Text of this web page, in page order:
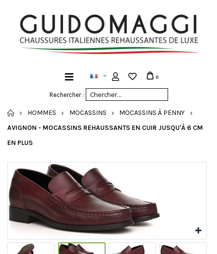
Rechercher :
0
ACCUEIL
HOMMES MOCASSINS
MOCASSINS À PENNY
AVIGNON - MOCASSINS REHAUSSANTS EN CUIR JUSQU'À 6 CM
EN PLUS